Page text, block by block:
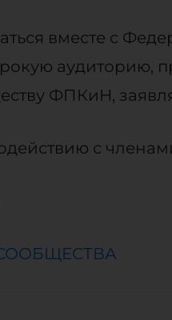
вместе с
аудиторию,
ФПКиН,
с